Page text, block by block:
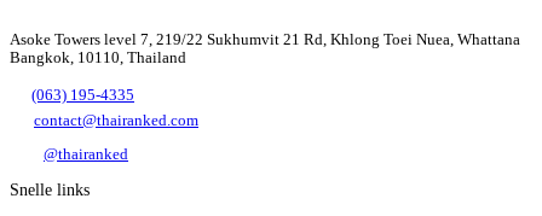
Asoke Towers level 7, 219/22 Sukhumvit 21 Rd, Khlong Toei Nuea, Whattana
Bangkok, 10110, Thailand
(063) 195-4335
contact@thairanked.com
@thairanked
Snelle links